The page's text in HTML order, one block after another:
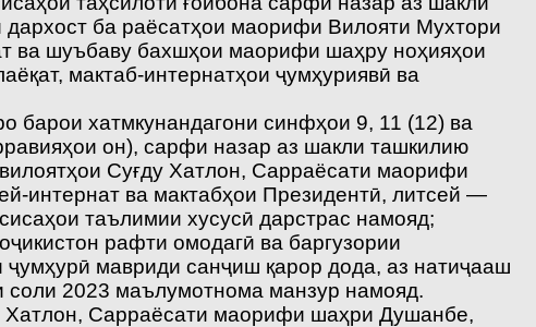
дархост ба раёсатҳои маорифи Вилояти Мухтори
ва шуъбаву бахшҳои маорифи шаҳру ноҳияҳои
мактаб-интернатҳои ҷумҳуриявӣ ва
барои хатмкунандагони синфҳои 9, 11 (12) ва
он), сарфи назар аз шакли ташкилию
Суғду Хатлон, Сарраёсати маорифи
интернат ва мактабҳои Президентӣ, литсей —
таълимии хусусӣ дарстрас намояд;
рафти омодагӣ ва баргузории
мавриди санҷиш қарор дода, аз натиҷааш
соли 2023 маълумотнома манзур намояд.
Хатлон, Сарраёсати маорифи шаҳри Душанбе,